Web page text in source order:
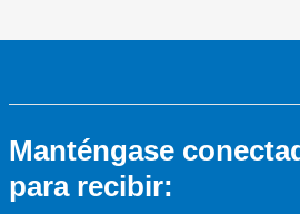
Manténgase
para recibir: